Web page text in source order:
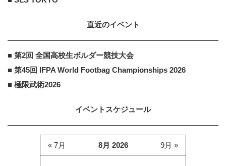
直近のイベント
■ 第2回 全国高校生ボルダー競技大会
■ 第45回 IFPA World Footbag Championships 2026
■ 極限武術2026
イベントスケジュール
8月 2026
« 7月 9月 »